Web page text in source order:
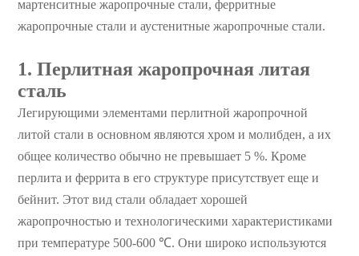
мартенситные жаропрочные стали, ферритные
жаропрочные стали и аустенитные жаропрочные стали.
1. Перлитная жаропрочная литая
сталь
Легирующими элементами перлитной жаропрочной
литой стали в основном являются хром и молибден, а их
общее количество обычно не превышает 5 %. Кроме
перлита и феррита в его структуре присутствует еще и
бейнит. Этот вид стали обладает хорошей
жаропрочностью и технологическими характеристиками
при температуре 500-600 ℃. Они широко используются